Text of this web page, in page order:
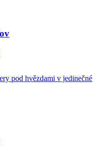
pod hvězdami v jedinečné